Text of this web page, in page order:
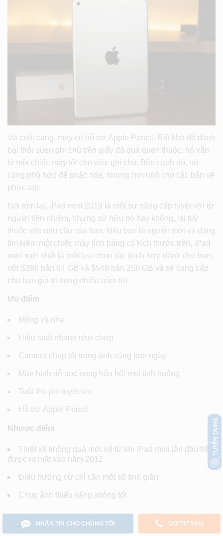
Và cuối cùng, máy có hỗ trợ Apple Pencil. Rất khó để đánh
bại thói quen ghi chú trên giấy đã quá quen thuộc, nó vẫn
là một chiếc máy tốt cho việc ghi chú. Bên cạnh đó, nó
cũng phù hợp để phác hoạ, nhưng hơi nhỏ cho các bản vẽ
phức tạp.
Nói tóm lại, iPad mini 2019 là một sự nâng cấp tuyệt vời từ
người tiền nhiệm, nhưng sở hữu nó hay không, lại tuỳ
thuộc vào nhu cầu của bạn. Nếu bạn là người mới và đang
tìm kiếm một chiếc máy tính bảng có kích thước trên, iPad
mini mới nhất là một lựa chọn rất thích hợp dành cho bạn,
với $399 bản 64 GB và $549 bản 256 GB và sẽ cung cấp
cho bạn giá trị trong nhiều năm tới.
Ưu điểm
Mỏng và nhẹ
Hiệu suất nhanh như chớp
Camera chụp tốt trong ánh sáng ban ngày
Màn hình dễ đọc trong hầu hết mọi tình huống
Tuổi thọ pin tuyệt vời
Hỗ trợ Apple Pencil
Nhược điểm
Thiết kế không quá mới kể từ khi iPad mini lần đầu tiên
được ra mắt vào năm 2012
Điều hướng cử chỉ cần một số tinh giản
Chụp ảnh thiếu sáng không tốt
CHIA SẺNHẮN TIN CHO CHÚNG TÔI GỌI TƯ VẤN